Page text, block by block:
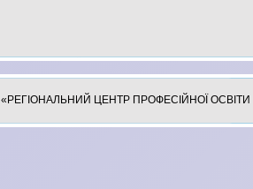
«РЕГІОНАЛЬНИЙ ЦЕНТР ПРОФЕСІЙНОЇ